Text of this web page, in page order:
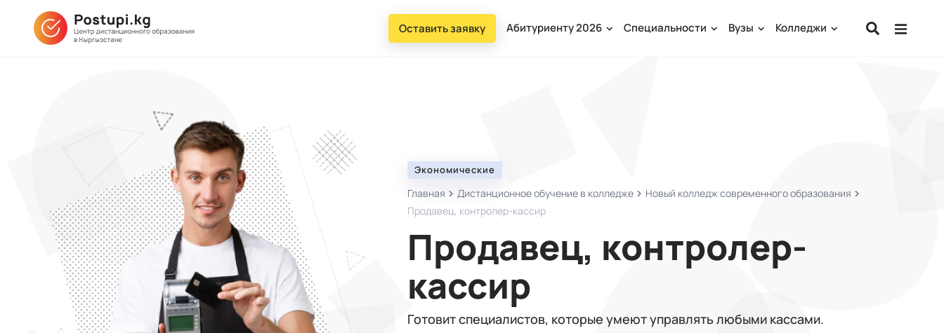
Оставить заявку Абитуриенту 2026 Специальности Вузы Колледжи
Экономические
Главная Дистанционное обучение в колледже
Новый колледж современного образования
Продавец, контролер-кассир
Продавец, контролер-
кассир
Готовит специалистов, которые умеют управлять любыми кассами.